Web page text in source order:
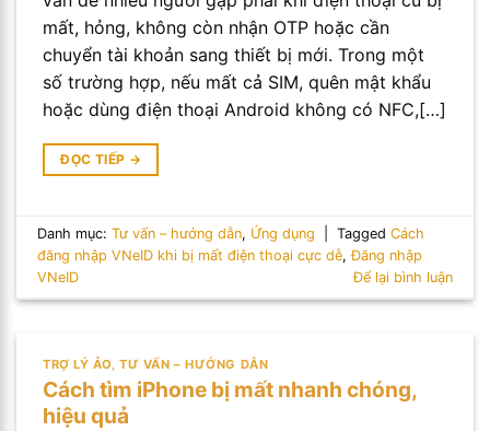
mất, hỏng, không còn nhận OTP hoặc cần
chuyển tài khoản sang thiết bị mới. Trong một
số trường hợp, nếu mất cả SIM, quên mật khẩu
hoặc dùng điện thoại Android không có NFC,[…]
ĐỌC TIẾP →
Danh mục:Tư vấn – hướng dẫn, Ứng dụng TaggedCách
đăng nhập VNeID khi bị mất điện thoại cực dễ,Đăng nhập
VNeID
Để lại bình luận
TRỢ LÝ ẢO,TƯ VẤN – HƯỚNG DẪN
Cách tìm iPhone bị mất nhanh chóng,
hiệu quả